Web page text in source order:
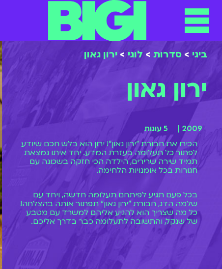
לתוכן
תפריט
ביגי > סדרות > לוגי > ירון גאון
ירון גאון
2009 |
5 עונות
הכירו את חבורת "ירון גאון"! ירון הוא בלש חכם שיודע
לפתור כל תעלומה בעזרת המדע. יחד איתו נמצאת
תמיד שירה שרירים, הילדה הכי חזקה בשכונה עם
חגורות בכל אומנויות הלחימה.
בכל פעם תגיע לפיתחם תעלומה חדשה, ויחד עם
שלמה הדג, חבורת "ירון גאון" תפתור אותה בהצלחה!
כל מה שצריך הוא להגיע אליהם למשרד עם מטבע
של שנקל, והתשובה לתעלומה כבר בדרך אליכם.